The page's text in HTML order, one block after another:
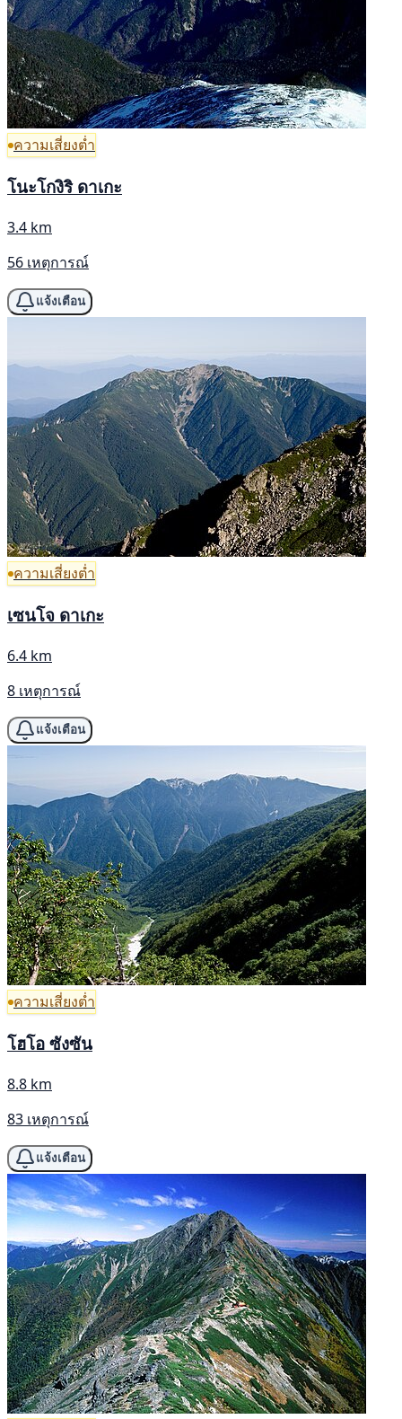
ความเสี่ยงต่ำ
โนะโกงิริ ดาเกะ
3.4 km
56 เหตุการณ์
แจ้งเตือน
ความเสี่ยงต่ำ
เซนโจ ดาเกะ
6.4 km
8 เหตุการณ์
แจ้งเตือน
ความเสี่ยงต่ำ
โฮโอ ซังซัน
8.8 km
83 เหตุการณ์
แจ้งเตือน